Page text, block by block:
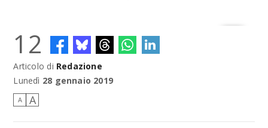
12
Articolo di Redazione
Lunedì 28 gennaio 2019
A A